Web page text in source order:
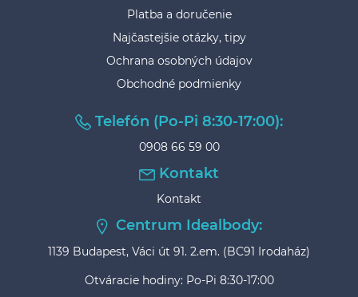
Platba a doručenie
Najčastejšie otázky, tipy
Ochrana osobných údajov
Obchodné podmienky
Telefón (Po-Pi 8:30-17:00):
0908 66 59 00
Kontakt
Kontakt
Centrum Idealbody:
1139 Budapest, Váci út 91. 2.em. (BC91 Irodaház)
Otváracie hodiny: Po-Pi 8:30-17:00